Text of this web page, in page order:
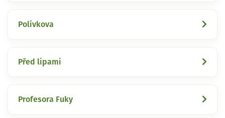
Polívkova
Před lipami
Profesora Fuky